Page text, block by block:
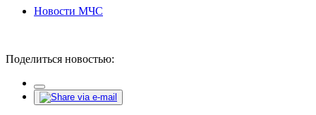
Новости МЧС
Поделиться новостью: